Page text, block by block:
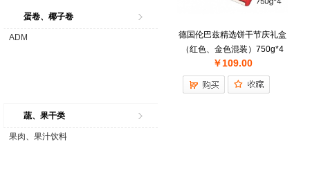
蛋卷、椰子卷
ADM
蔬、果干类
果肉、果汁饮料
德国伦巴兹精选饼干节庆礼盒
（红色、金色混装）750g*4
盒/件
￥109.00